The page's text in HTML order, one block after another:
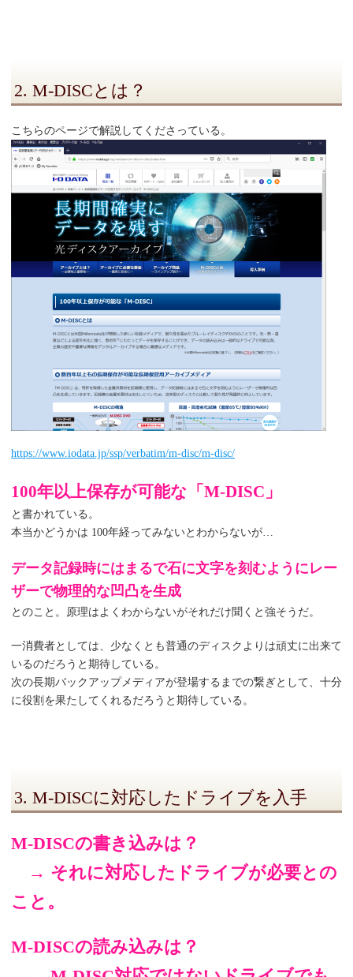
2. M-DISCとは？
こちらのページで解説してくださっている。
https://www.iodata.jp/ssp/verbatim/m-disc/m-disc/
100年以上保存が可能な「M-DISC」
と書かれている。
本当かどうかは 100年経ってみないとわからないが…
データ記録時にはまるで石に文字を刻むようにレー
ザーで物理的な凹凸を生成
とのこと。原理はよくわからないがそれだけ聞くと強そうだ。
一消費者としては、少なくとも普通のディスクよりは頑丈に出来て
いるのだろうと期待している。
次の長期バックアップメディアが登場するまでの繋ぎとして、十分
に役割を果たしてくれるだろうと期待している。
3. M-DISCに対応したドライブを入手
M-DISCの書き込みは？
→ それに対応したドライブが必要との
こと。
M-DISCの読み込みは？